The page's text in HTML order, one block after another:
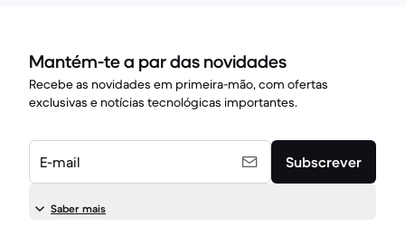
Mantém-te a par das novidades
Recebe as novidades em primeira-mão, com ofertas
exclusivas e notícias tecnológicas importantes.
E-mail Subscrever
Saber mais